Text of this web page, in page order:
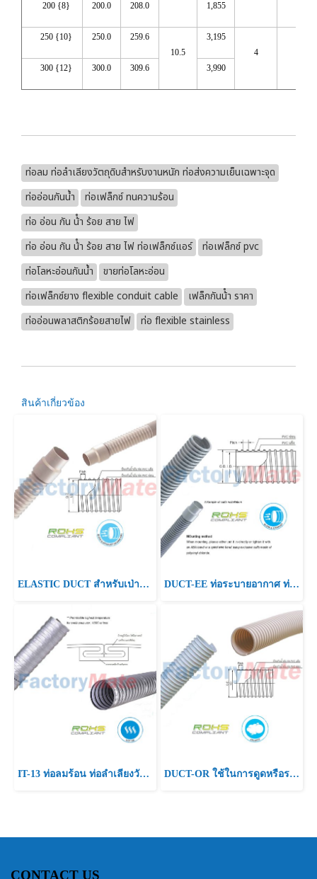
200 {8} 200.0 208.0 1,855
250 {10} 250.0
259.6
10.5
3,195
4
300 {12}
300.0 309.6 3,990
ท่อลม ท่อลำเลียงวัตถุดิบสำหรับงานหนัก ท่อส่งความเย็นเฉพาะจุด
ท่ออ่อนกันน้ำ
ท่อเฟล็กซ์ ทนความร้อน
ท่อ อ่อน กัน น้ํา ร้อย สาย ไฟ
ท่อ อ่อน กัน น้ํา ร้อย สาย ไฟ ท่อเฟล็กซ์แอร์
ท่อเฟล็กซ์ pvc
ท่อโลหะอ่อนกันน้ำ
ขายท่อโลหะอ่อน
ท่อเฟล็กซ์ยาง flexible conduit cable
เฟล็กกันน้ํา ราคา
ท่ออ่อนพลาสติกร้อยสายไฟ
ท่อ flexible stainless
สินค้าเกี่ยวข้อง
ELASTIC DUCT สำหรับเป่าลมร้อน,สำหรับเครื่องปรับอากาศและระบายอากาศ DUCT-EE ท่อระบายอากาศ ท่อเก็บขี้เลื้อย ท่อควันไอเสีย ท่อระบายฝุ่นและท่อเป่าลม,สำหรับท่อระบายฝุ่นหรือเป่าลมเครื่องจักรในโรงงาน,
IT-13 ท่อลมร้อน ท่อลำเลียงวัตถุดิบงานหนัก ท่อดูดลมไอเสีย ใช้สำหรับเป่าหรือดูดพื้นที่ที่มีฝุ่นจำนวนมาก,เหมาะสำหรับห้องคลีนรูม DUCT-OR ใช้ในการดูดหรือระบายละอองน้ำมัน,สามารถใช้ได้กับเครื่องจักรที่ต้องดูด,ส่งละอองน้ำมันน้ำมัน เช่น เครื่องกลึง เครื่องจักรโรงสี
CONTACT US